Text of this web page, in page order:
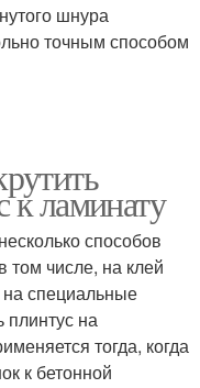
шнура
точным способом
к ламинату
способов
том числе, на клей
специальные
плинтус на
тогда, когда
к бетонной